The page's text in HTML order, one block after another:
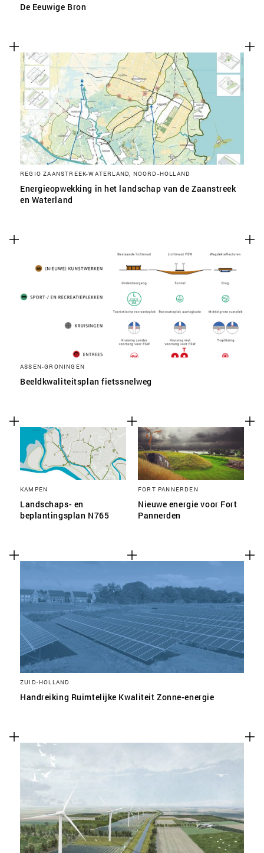
De Eeuwige Bron
REGIO ZAANSTREEK-WATERLAND, NOORD-HOLLAND
Energieopwekking in het landschap van de Zaanstreek
en Waterland
ASSEN-GRONINGEN
Beeldkwaliteitsplan fietssnelweg
KAMPEN
Landschaps- en
beplantingsplan N765
FORT PANNERDEN
Nieuwe energie voor Fort
Pannerden
ZUID-HOLLAND
Handreiking Ruimtelijke Kwaliteit Zonne-energie